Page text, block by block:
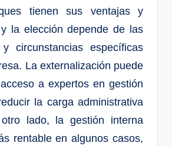
tienen sus ventajas y
la elección depende de las
y circunstancias específicas
La externalización puede
a expertos en gestión
la carga administrativa
lado, la gestión interna
rentable en algunos casos,